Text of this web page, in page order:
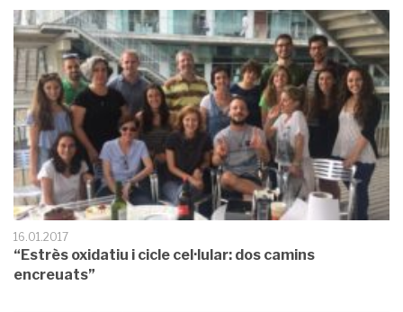
16.01.2017
“Estrès oxidatiu i cicle cel·lular: dos camins
encreuats”